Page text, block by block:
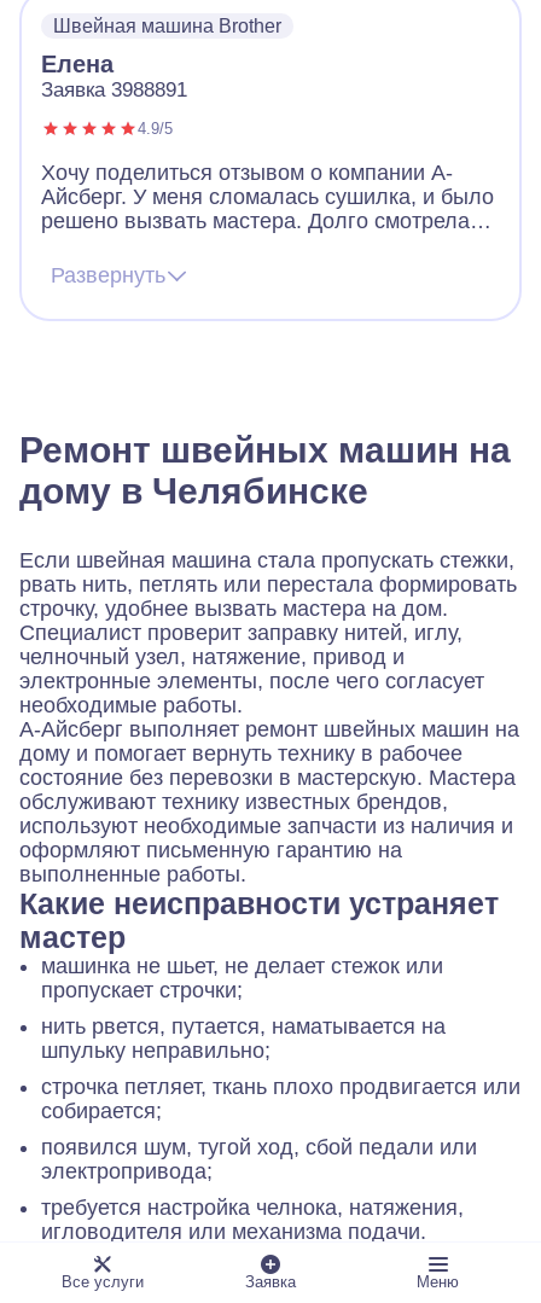
вопросы. Теперь на машинке работают все
режимы
Швейная машина Brother
Елена
Заявка 3988891
4.9/5
Хочу поделиться отзывом о компании А-
Айсберг. У меня сломалась сушилка, и было
решено вызвать мастера. Долго смотрела
страшно (в первый раз вызываю мастера).
Вызвала мастера из айсберга. Все
понравилось, оператор быстро назначил
Развернуть
Ремонт швейных машин на
дому в Челябинске
Если швейная машина стала пропускать стежки,
рвать нить, петлять или перестала формировать
строчку, удобнее вызвать мастера на дом.
Специалист проверит заправку нитей, иглу,
челночный узел, натяжение, привод и
электронные элементы, после чего согласует
необходимые работы.
А-Айсберг выполняет ремонт швейных машин на
дому и помогает вернуть технику в рабочее
состояние без перевозки в мастерскую. Мастера
обслуживают технику известных брендов,
используют необходимые запчасти из наличия и
оформляют письменную гарантию на
выполненные работы.
Какие неисправности устраняет
мастер
машинка не шьет, не делает стежок или
пропускает строчки;
нить рвется, путается, наматывается на
шпульку неправильно;
строчка петляет, ткань плохо продвигается или
собирается;
появился шум, тугой ход, сбой педали или
электропривода;
требуется настройка челнока, натяжения,
игловодителя или механизма подачи.
Как проходит ремонт
Вы оставляете заявку на сайте и описываете
Все услуги Заявка Меню